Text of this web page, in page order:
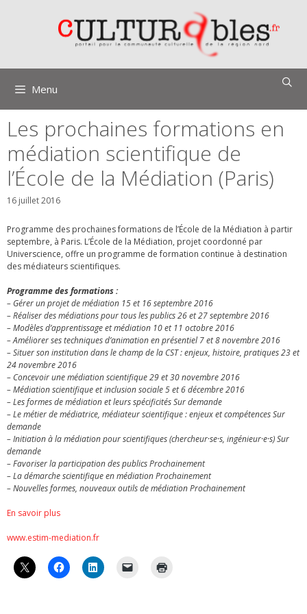
Menu
Les prochaines formations en
médiation scientifique de
l’École de la Médiation (Paris)
16 juillet 2016
Programme des prochaines formations de l’École de la Médiation à partir
septembre, à Paris. L’École de la Médiation, projet coordonné par
Universcience, offre un programme de formation continue à destination
des médiateurs scientifiques.
Programme des formations :
– Gérer un projet de médiation 15 et 16 septembre 2016
– Réaliser des médiations pour tous les publics 26 et 27 septembre 2016
– Modèles d’apprentissage et médiation 10 et 11 octobre 2016
– Améliorer ses techniques d’animation en présentiel 7 et 8 novembre 2016
– Situer son institution dans le champ de la CST : enjeux, histoire, pratiques 23 et
24 novembre 2016
– Concevoir une médiation scientifique 29 et 30 novembre 2016
– Médiation scientifique et inclusion sociale 5 et 6 décembre 2016
– Les formes de médiation et leurs spécificités Sur demande
– Le métier de médiatrice, médiateur scientifique : enjeux et compétences Sur
demande
– Initiation à la médiation pour scientifiques (chercheur·se·s, ingénieur·e·s) Sur
demande
– Favoriser la participation des publics Prochainement
– La démarche scientifique en médiation Prochainement
– Nouvelles formes, nouveaux outils de médiation Prochainement
En savoir plus
www.estim-mediation.fr